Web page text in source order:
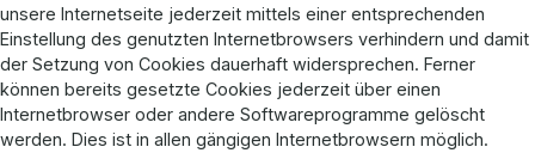
unsere Internetseite jederzeit mittels einer entsprechenden
Einstellung des genutzten Internetbrowsers verhindern und damit
der Setzung von Cookies dauerhaft widersprechen. Ferner
können bereits gesetzte Cookies jederzeit über einen
Internetbrowser oder andere Softwareprogramme gelöscht
werden. Dies ist in allen gängigen Internetbrowsern möglich.